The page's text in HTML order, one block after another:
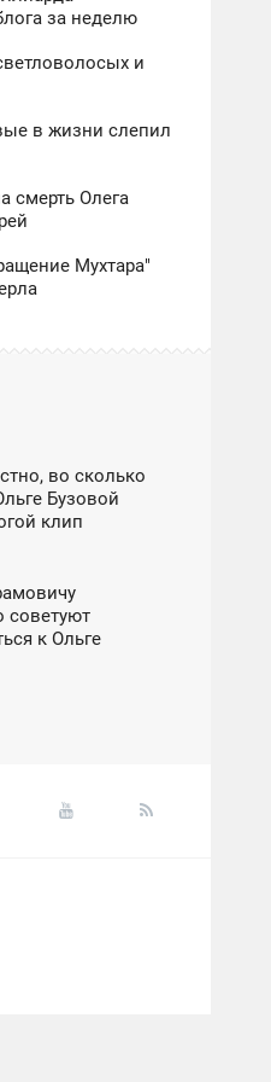
за неделю
и
в жизни слепил
смерть Олега
Мухтара"
во сколько
Бузовой
клип
советуют
к Ольге